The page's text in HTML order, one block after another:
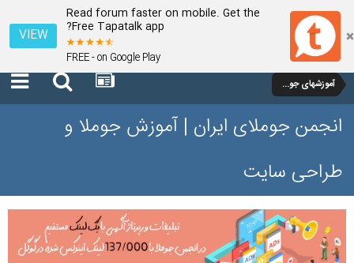
Read forum faster on mobile. Get the
Free Tapatalk app?
FREE - on Google Play
VIEW
آموزشهای جوملا 1.7 و 2.5
انجمن جوملای ایران | آموزش جوملا و
طراحی سایت